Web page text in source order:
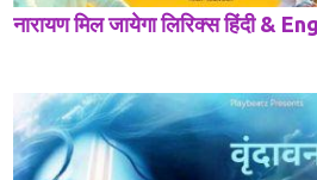
नारायण मिल जायेगा लिरिक्स हिंदी &